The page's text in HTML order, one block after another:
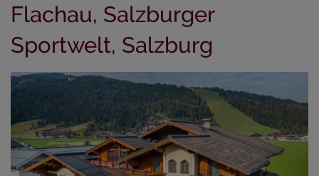
Flachau, Salzburger
Sportwelt, Salzburg